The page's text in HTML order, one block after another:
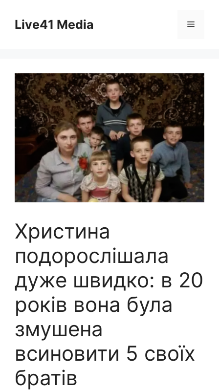
contentLive41 Media Menu
Христина
подорослішала
дуже швидко: в 20
років вона була
змушена
всиновити 5 своїх
братів